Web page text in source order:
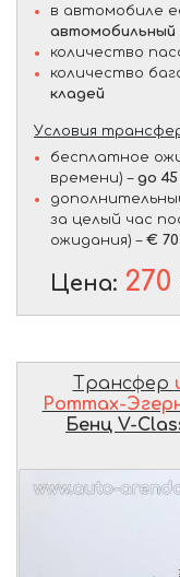
в автомобиле
автомобильный
количество
количество
кладей
Условия
бесплатное
времени) – до
за целый час
ожидания) – €
Цена: 270
Трансфер
Роттах-
Бенц V-